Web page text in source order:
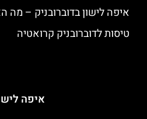
איפה לישון בדוברובניק – מה
טיסות לדוברובניק קרואטיה
איפה